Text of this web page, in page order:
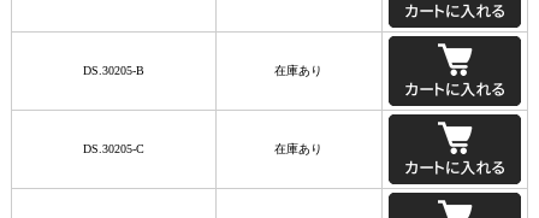
DS.30205-B 在庫あり
DS.30205-C 在庫あり